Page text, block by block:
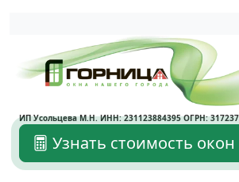
Написать в Max
Написать в
ИП Усольцева М.Н. ИНН: 231123884395 ОГРН:
Узнать стоимость окон